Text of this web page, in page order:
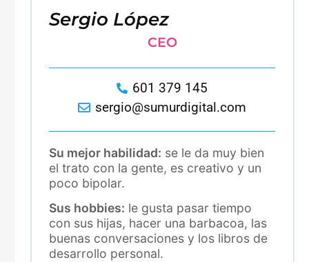
Sergio López
CEO
601 379 145
sergio@sumurdigital.com
Su mejor habilidad: se le da muy bien
el trato con la gente, es creativo y un
poco bipolar.
Sus hobbies: le gusta pasar tiempo
con sus hijas, hacer una barbacoa, las
buenas conversaciones y los libros de
desarrollo personal.